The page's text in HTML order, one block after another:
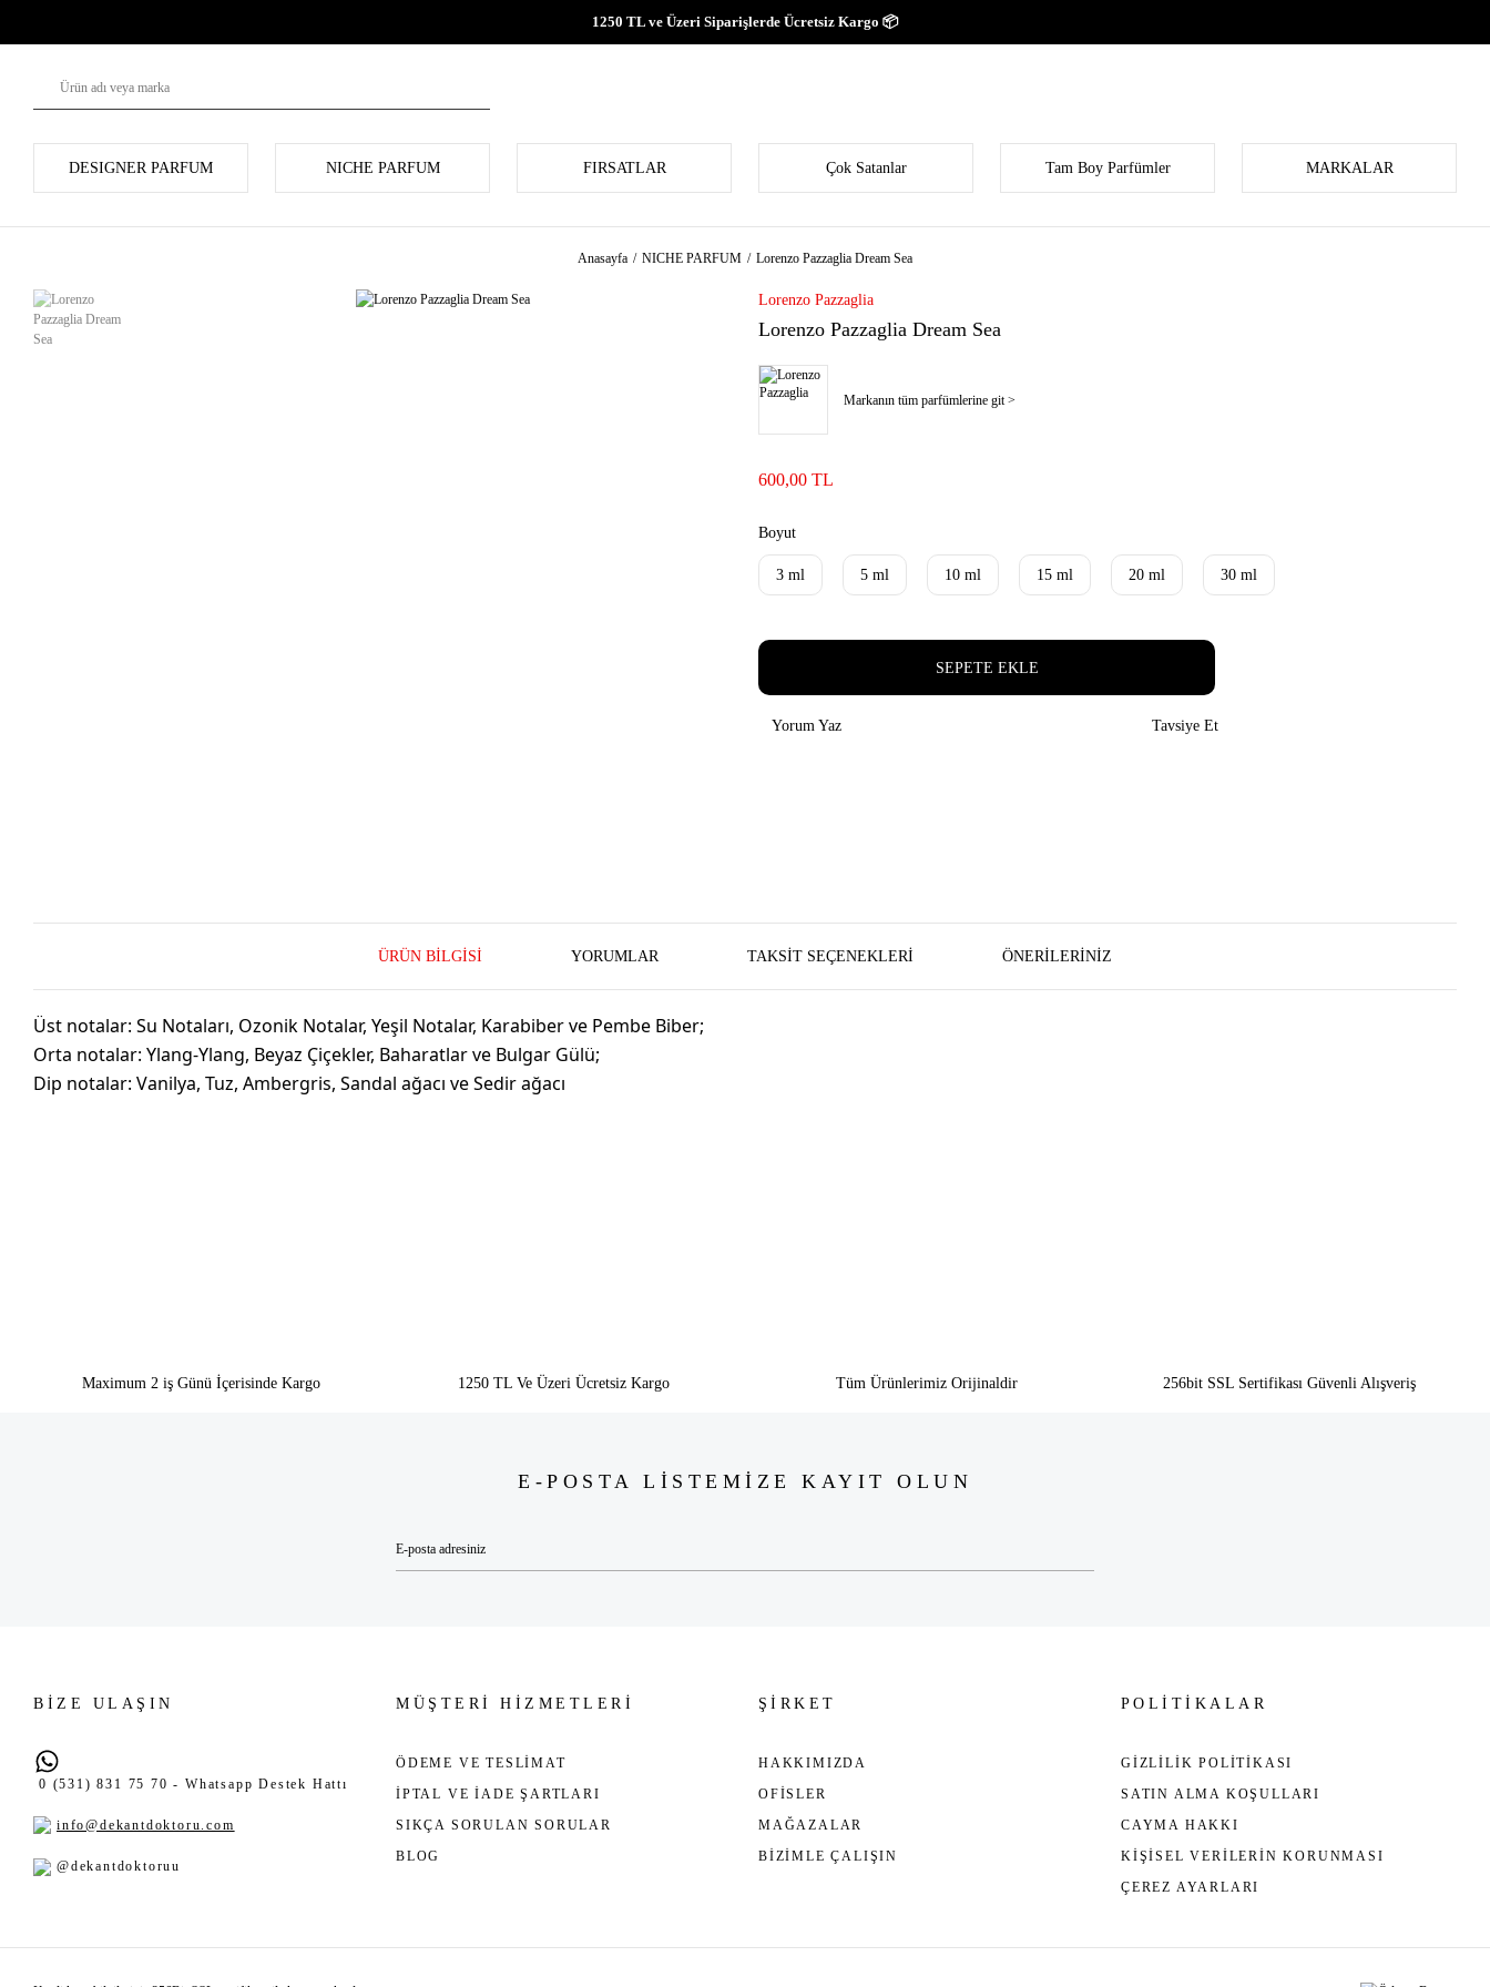
1250 TL ve Üzeri Siparişlerde Ücretsiz Kargo 📦
DESIGNER PARFUM NICHE PARFUM FIRSATLAR Çok Satanlar Tam Boy Parfümler MARKALAR
Anasayfa NICHE PARFUM Lorenzo Pazzaglia Dream Sea
Lorenzo Pazzaglia
Lorenzo Pazzaglia Dream Sea
Markanın tüm parfümlerine git >
600,00 TL
Boyut
3 ml 5 ml 10 ml 15 ml 20 ml 30 ml
SEPETE EKLE
Yorum Yaz Tavsiye Et
ÜRÜN BILGISI YORUMLAR TAKSIT SEÇENEKLERI ÖNERILERINIZ
Üst notalar: Su Notaları, Ozonik Notalar, Yeşil Notalar, Karabiber ve Pembe Biber;
Orta notalar: Ylang-Ylang, Beyaz Çiçekler, Baharatlar ve Bulgar Gülü;
Dip notalar: Vanilya, Tuz, Ambergris, Sandal ağacı ve Sedir ağacı
Maximum 2 iş Günü İçerisinde Kargo 1250 TL Ve Üzeri Ücretsiz Kargo Tüm Ürünlerimiz Orijinaldir 256bit SSL Sertifikası Güvenli Alışveriş
E-POSTA LİSTEMİZE KAYIT OLUN
BİZE ULAŞIN
0 (531) 831 75 70 - Whatsapp Destek Hattı
info@dekantdoktoru.com
@dekantdoktoruu
MÜŞTERİ HİZMETLERİ
ÖDEME VE TESLİMAT
İPTAL VE İADE ŞARTLARI
SIKÇA SORULAN SORULAR
BLOG
ŞİRKET
HAKKIMIZDA
OFİSLER
MAĞAZALAR
BİZİMLE ÇALIŞIN
POLİTİKALAR
GİZLİLİK POLİTİKASI
SATIN ALMA KOŞULLARI
CAYMA HAKKI
KİŞİSEL VERİLERİN KORUNMASI
ÇEREZ AYARLARI